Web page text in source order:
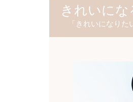
きれいに
「きれいになり